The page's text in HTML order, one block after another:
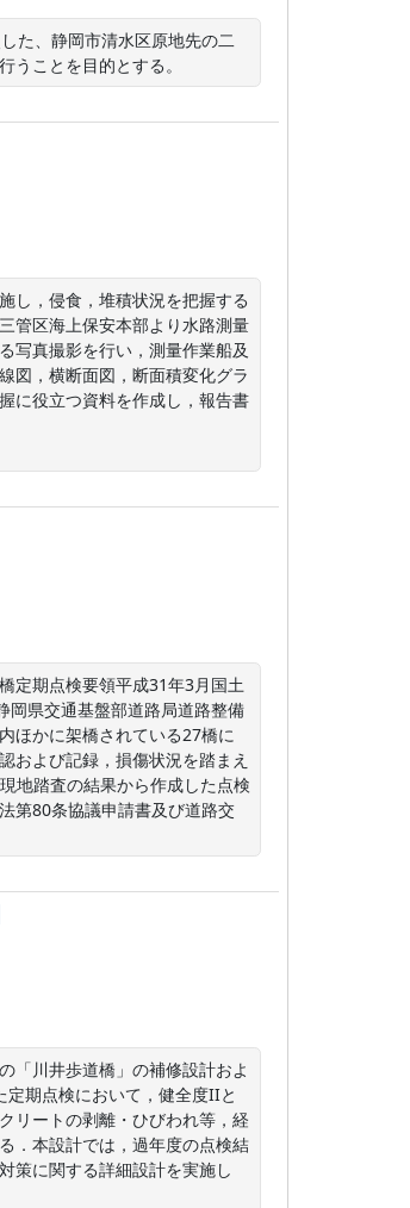
た、静岡市清水区原地先の二
ことを目的とする。
し，侵食，堆積状況を把握する
管区海上保安本部より水路測量
写真撮影を行い，測量作業船及
図，横断面図，断面積変化グラ
に役立つ資料を作成し，報告書
定期点検要領平成31年3月国土
岡県交通基盤部道路局道路整備
ほかに架橋されている27橋に
および記録，損傷状況を踏まえ
地踏査の結果から作成した点検
第80条協議申請書及び道路交
「川井歩道橋」の補修設計およ
期点検において，健全度IIと
リートの剥離・ひびわれ等，経
．本設計では，過年度の点検結
策に関する詳細設計を実施し